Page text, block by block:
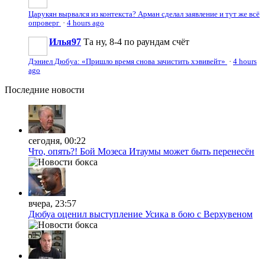
Царукян вырвался из контекста? Арман сделал заявление и тут же всё
опроверг · 4 hours ago
Илья97 Та ну, 8-4 по раундам счёт
Дэниел Дюбуа: «Пришло время снова зачистить хэвивейт» · 4 hours
ago
Последние новости
сегодня, 00:22
Что, опять?! Бой Мозеса Итаумы может быть перенесён
вчера, 23:57
Дюбуа оценил выступление Усика в бою с Верхувеном